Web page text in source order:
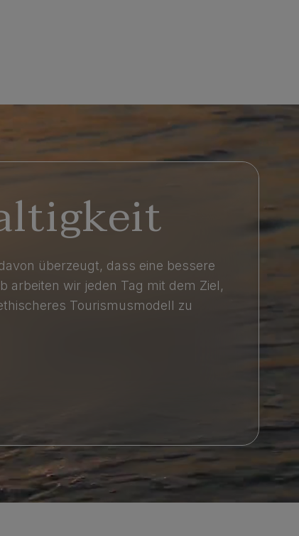
überzeugt, dass eine bessere
arbeiten wir jeden Tag mit dem Ziel,
Tourismusmodell zu